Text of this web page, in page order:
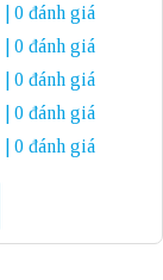
| 0 đánh giá
| 0 đánh giá
| 0 đánh giá
| 0 đánh giá
| 0 đánh giá